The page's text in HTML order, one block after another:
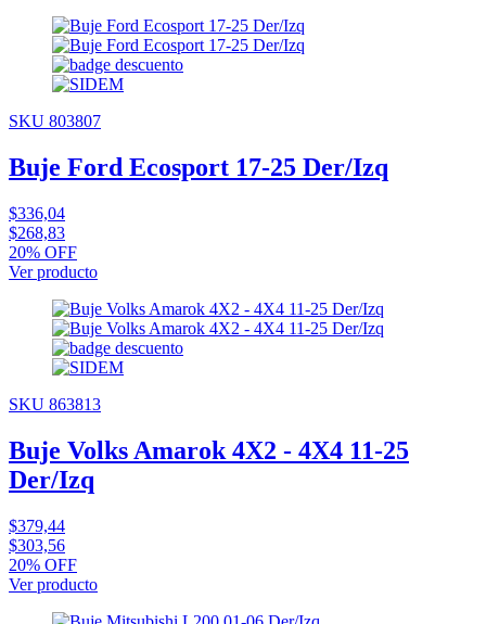
SKU 803807
Buje Ford Ecosport 17-25 Der/Izq
$336,04
$268,83
20% OFF
Ver producto
SKU 863813
Buje Volks Amarok 4X2 - 4X4 11-25
Der/Izq
$379,44
$303,56
20% OFF
Ver producto